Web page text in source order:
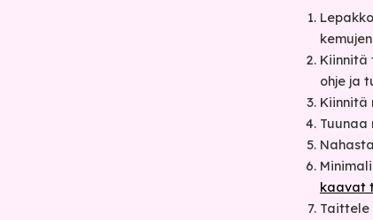
Kiinnitä
ohje ja
Kiinnitä
kaavat
Taittele